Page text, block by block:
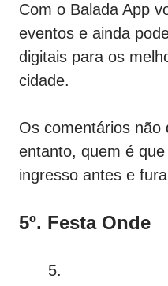
Com o Balada App
eventos e ainda
digitais para os
cidade.
Os comentários não
entanto, quem é
ingresso antes e
5º. Festa Onde